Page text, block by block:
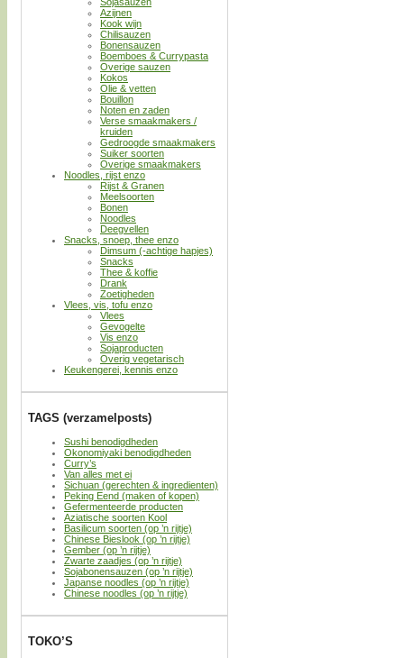
Sojasauzen
Azijnen
Kook wijn
Chilisauzen
Bonensauzen
Boemboes & Currypasta
Overige sauzen
Kokos
Olie & vetten
Bouillon
Noten en zaden
Verse smaakmakers /
kruiden
Gedroogde smaakmakers
Suiker soorten
Overige smaakmakers
Noodles, rijst enzo
Rijst & Granen
Meelsoorten
Bonen
Noodles
Deegvellen
Snacks, snoep, thee enzo
Dimsum (-achtige hapjes)
Snacks
Thee & koffie
Drank
Zoetigheden
Vlees, vis, tofu enzo
Vlees
Gevogelte
Vis enzo
Sojaproducten
Overig vegetarisch
Keukengerei, kennis enzo
TAGS (verzamelposts)
Sushi benodigdheden
Okonomiyaki benodigdheden
Curry’s
Van alles met ei
Sichuan (gerechten & ingredienten)
Peking Eend (maken of kopen)
Gefermenteerde producten
Aziatische soorten Kool
Basilicum soorten (op ’n rijtje)
Chinese Bieslook (op ’n rijtje)
Gember (op ’n rijtje)
Zwarte zaadjes (op ’n rijtje)
Sojabonensauzen (op ’n rijtje)
Japanse noodles (op ’n rijtje)
Chinese noodles (op ’n rijtje)
TOKO’S